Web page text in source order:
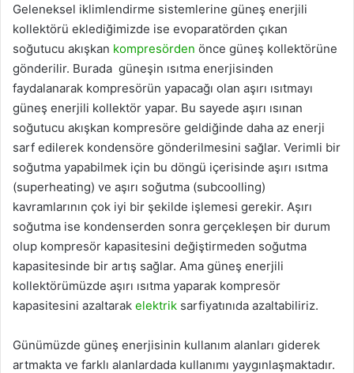
Geleneksel iklimlendirme sistemlerine güneş enerjili
kollektörü eklediğimizde ise evoparatörden çıkan
soğutucu akışkan kompresörden önce güneş kollektörüne
gönderilir. Burada güneşin ısıtma enerjisinden
faydalanarak kompresörün yapacağı olan aşırı ısıtmayı
güneş enerjili kollektör yapar. Bu sayede aşırı ısınan
soğutucu akışkan kompresöre geldiğinde daha az enerji
sarf edilerek kondensöre gönderilmesini sağlar. Verimli bir
soğutma yapabilmek için bu döngü içerisinde aşırı ısıtma
(superheating) ve aşırı soğutma (subcoolling)
kavramlarının çok iyi bir şekilde işlemesi gerekir. Aşırı
soğutma ise kondenserden sonra gerçekleşen bir durum
olup kompresör kapasitesini değiştirmeden soğutma
kapasitesinde bir artış sağlar. Ama güneş enerjili
kollektörümüzde aşırı ısıtma yaparak kompresör
kapasitesini azaltarak elektrik sarfiyatınıda azaltabiliriz.
Günümüzde güneş enerjisinin kullanım alanları giderek
artmakta ve farklı alanlardada kullanımı yaygınlaşmaktadır.